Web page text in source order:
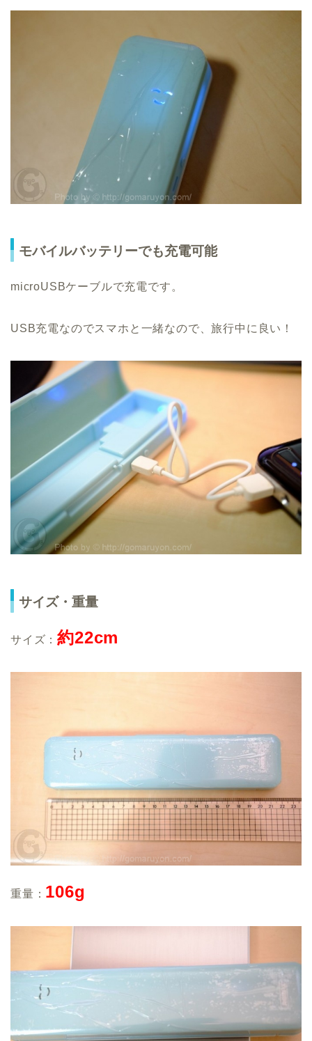
モバイルバッテリーでも充電可能
microUSBケーブルで充電です。
USB充電なのでスマホと一緒なので、旅行中に良い！
サイズ・重量
サイズ：約22cm
重量： 106g